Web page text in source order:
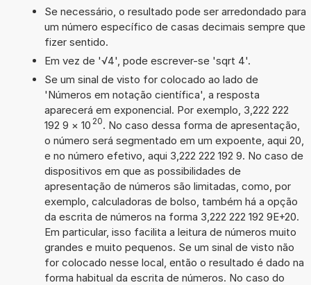
Se necessário, o resultado pode ser arredondado para
um número específico de casas decimais sempre que
fizer sentido.
Em vez de '√4', pode escrever-se 'sqrt 4'.
Se um sinal de visto for colocado ao lado de
'Números em notação científica', a resposta
aparecerá em exponencial. Por exemplo, 3,222 222
192 9 × 10 20. No caso dessa forma de apresentação,
o número será segmentado em um expoente, aqui 20,
e no número efetivo, aqui 3,222 222 192 9. No caso de
dispositivos em que as possibilidades de
apresentação de números são limitadas, como, por
exemplo, calculadoras de bolso, também há a opção
da escrita de números na forma 3,222 222 192 9E+20.
Em particular, isso facilita a leitura de números muito
grandes e muito pequenos. Se um sinal de visto não
for colocado nesse local, então o resultado é dado na
forma habitual da escrita de números. No caso do